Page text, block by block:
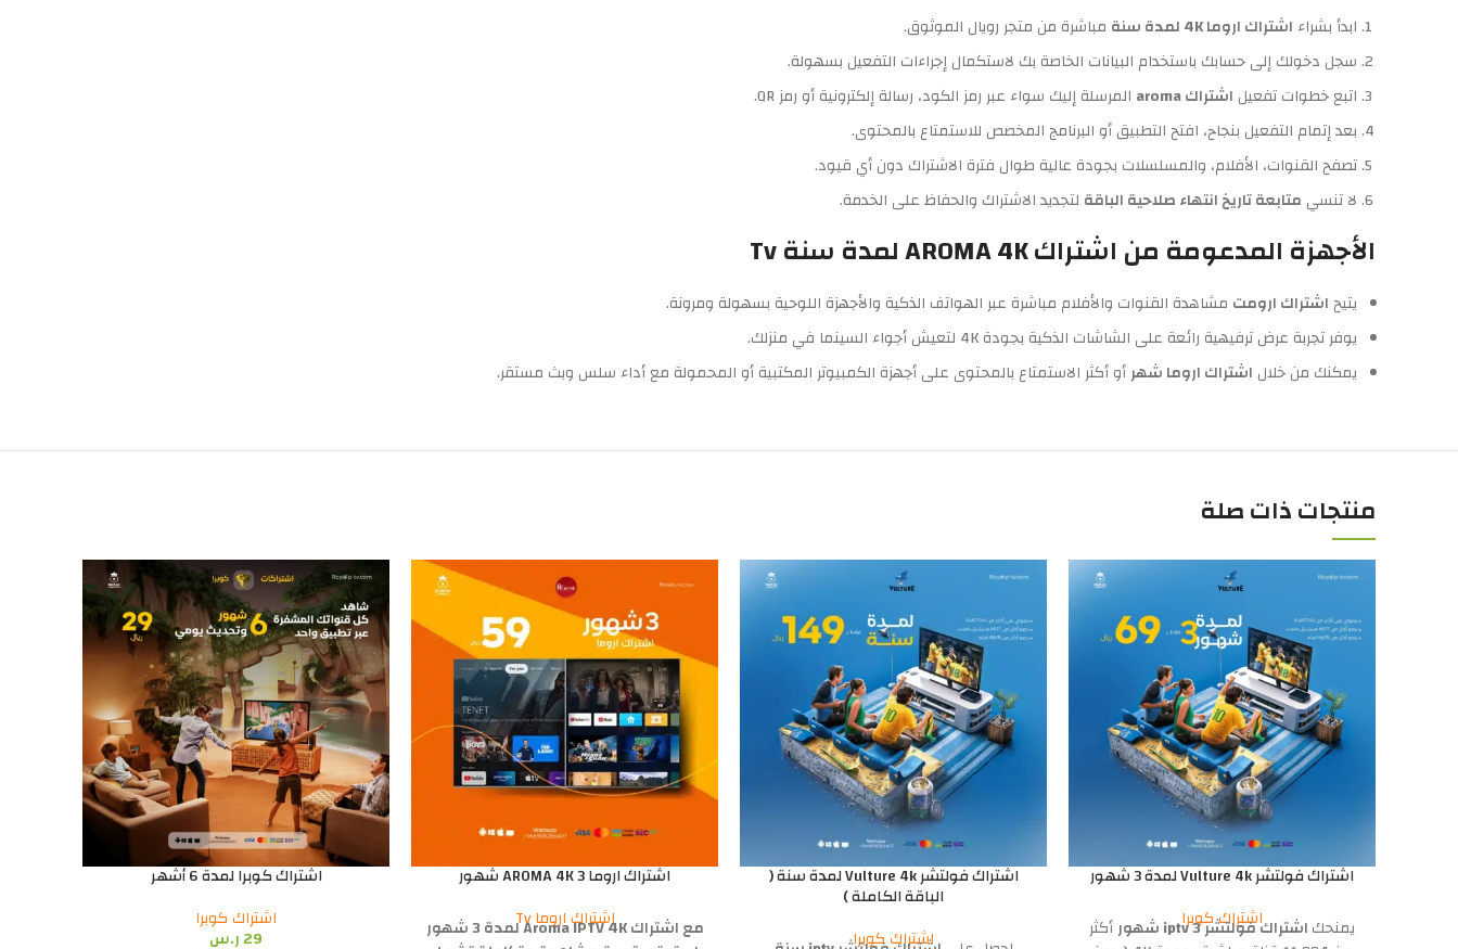
ابدأ بشراء اشتراك اروما 4K لمدة سنة
مباشرة من متجر رويال الموثوق.
سجل دخولك إلى حسابك باستخدام البيانات الخاصة بك لاستكمال إجراءات التفعيل بسهولة.
اتبع خطوات تفعيل اشتراك aroma
المرسلة إليك سواء عبر رمز الكود، رسالة إلكترونية أو رمز QR.
بعد إتمام التفعيل بنجاح، افتح التطبيق أو البرنامج المخصص للاستمتاع بالمحتوى.
تصفح القنوات، الأفلام، والمسلسلات بجودة عالية طوال فترة الاشتراك دون أي قيود.
لا تنسي متابعة تاريخ انتهاء صلاحية الباقة لتجديد الاشتراك والحفاظ على الخدمة.
الأجهزة المدعومة من اشتراك AROMA 4K لمدة سنة Tv
يتيح اشتراك ارومت مشاهدة القنوات والأفلام مباشرة عبر الهواتف الذكية والأجهزة اللوحية بسهولة ومرونة.
يوفر تجربة عرض ترفيهية رائعة على الشاشات الذكية بجودة 4K لتعيش أجواء السينما في منزلك.
يمكنك من خلال اشتراك اروما شهرأو أكثر الاستمتاع بالمحتوى على أجهزة الكمبيوتر المكتبية أو المحمولة مع أداء سلس وبث مستقر.
منتجات ذات صلة
اشتراك فولتشر Vulture 4k لمدة 3 شهور
اشتراك كوبرا
يمنحكاشتراك فولتشر iptv 3 شهور
أكثر
اشتراك فولتشر Vulture 4k لمدة سنة (
الباقة الكاملة )
اشتراك كوبرا
اشتراك اروما AROMA 4K 3 شهور
اشتراك اروما Tv
مع اشتراك Aroma IPTV 4K لمدة 3 شهور
اشتراك كوبرا لمدة 6 أشهر
اشتراك كوبرا
29ر.س